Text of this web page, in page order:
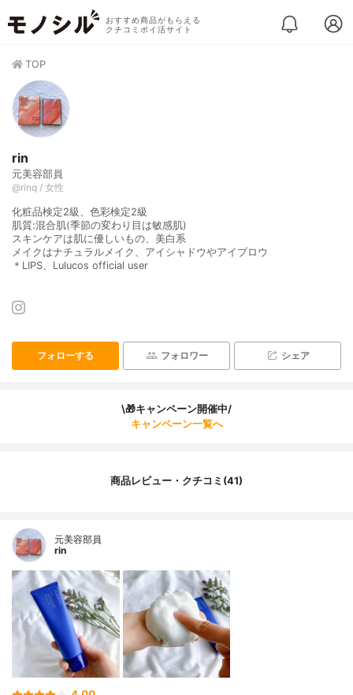
おすすめ商品がもらえる
クチコミポイ活サイト
TOP
rin
元美容部員
@rinq / 女性
化粧品検定2級、色彩検定2級
肌質:混合肌(季節の変わり目は敏感肌)
スキンケアは肌に優しいもの、美白系
メイクはナチュラルメイク、アイシャドウやアイブロウ
＊LIPS、Lulucos official user
フォローする フォロワー シェア
\🎁キャンペーン開催中/
キャンペーン一覧へ
商品レビュー・クチコミ(41)
元美容部員
rin